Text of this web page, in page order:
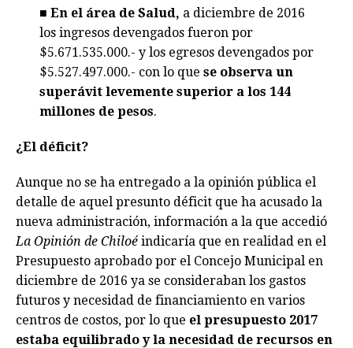
■ En el área de Salud, a diciembre de 2016
los ingresos devengados fueron por
$5.671.535.000.- y los egresos devengados por
$5.527.497.000.- con lo que se observa un
superávit levemente superior a los 144
millones de pesos.
¿El déficit?
Aunque no se ha entregado a la opinión pública el
detalle de aquel presunto déficit que ha acusado la
nueva administración, información a la que accedió
La Opinión de Chiloé indicaría que en realidad en el
Presupuesto aprobado por el Concejo Municipal en
diciembre de 2016 ya se consideraban los gastos
futuros y necesidad de financiamiento en varios
centros de costos, por lo que el presupuesto 2017
estaba equilibrado y la necesidad de recursos en